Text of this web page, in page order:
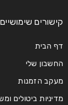
קישורים שימושיים
דף הבית
החשבון שלי
מעקב הזמנות
מדיניות ביטולים